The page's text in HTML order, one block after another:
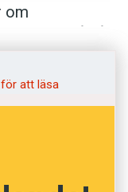
om
snappa upp
att läsa